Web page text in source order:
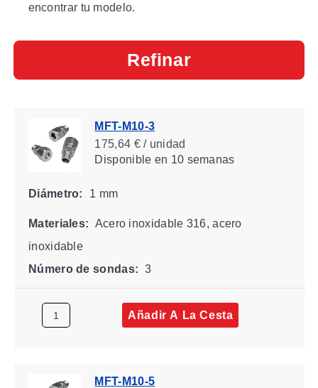
encontrar tu modelo.
Refinar
MFT-M10-3
175,64 € / unidad
Disponibleen 10 semanas
Diámetro: 1 mm
Materiales: Acero inoxidable 316, acero
inoxidable
Número de sondas: 3
Añadir A La Cesta
MFT-M10-5